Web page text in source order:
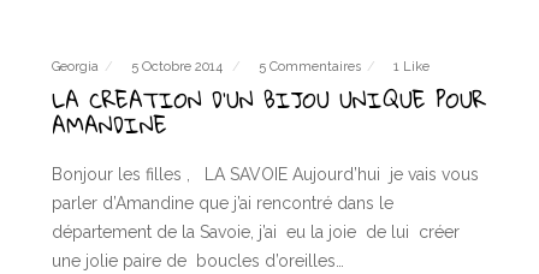
Georgia 5 Octobre 2014 5 Commentaires 1 Like
LA CREATION D’UN BIJOU UNIQUE POUR
AMANDINE
Bonjour les filles , LA SAVOIE Aujourd’hui je vais vous
parler d’Amandine que j’ai rencontré dans le
département de la Savoie, j’ai eu la joie de lui créer
une jolie paire de boucles d’oreilles…